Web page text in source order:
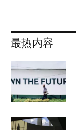
最热内容